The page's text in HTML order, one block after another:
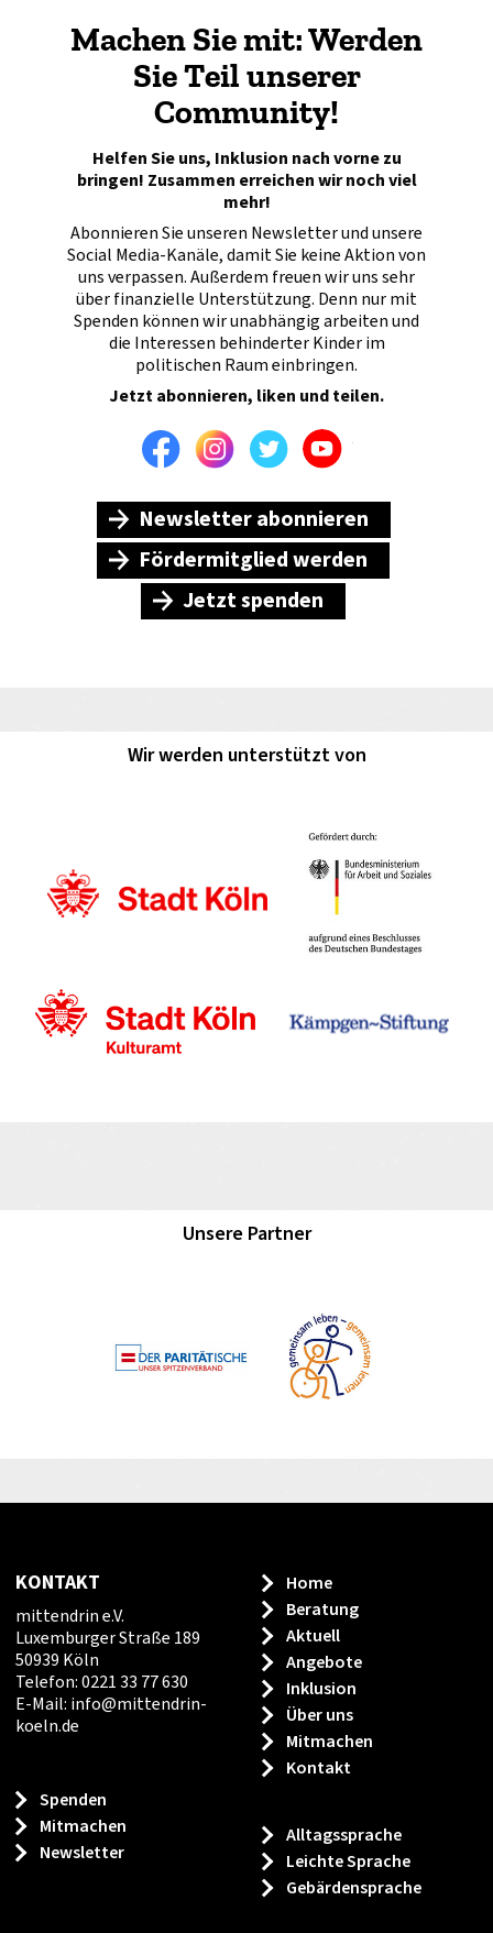
Machen Sie mit: Werden
Sie Teil unserer
Community!
Helfen Sie uns, Inklusion nach vorne zu
bringen! Zusammen erreichen wir noch viel
mehr!
Abonnieren Sie unseren Newsletter und unsere
Social Media-Kanäle, damit Sie keine Aktion von
uns verpassen. Außerdem freuen wir uns sehr
über finanzielle Unterstützung. Denn nur mit
Spenden können wir unabhängig arbeiten und
die Interessen behinderter Kinder im
politischen Raum einbringen.
Jetzt abonnieren, liken und teilen.
FacebookInstagramTwitterYoutube
Newsletter abonnieren
Fördermitglied werden
Jetzt spenden
Wir werden unterstützt von
Unsere Partner
KONTAKT
mittendrin e.V.
Luxemburger Straße 189
50939 Köln
Telefon: 0221 33 77 630
E-Mail: info@mittendrin-
koeln.de
Spenden
Mitmachen
Newsletter
Home
Beratung
Aktuell
Angebote
Inklusion
Über uns
Mitmachen
Kontakt
Alltagssprache
Leichte Sprache
Gebärdensprache